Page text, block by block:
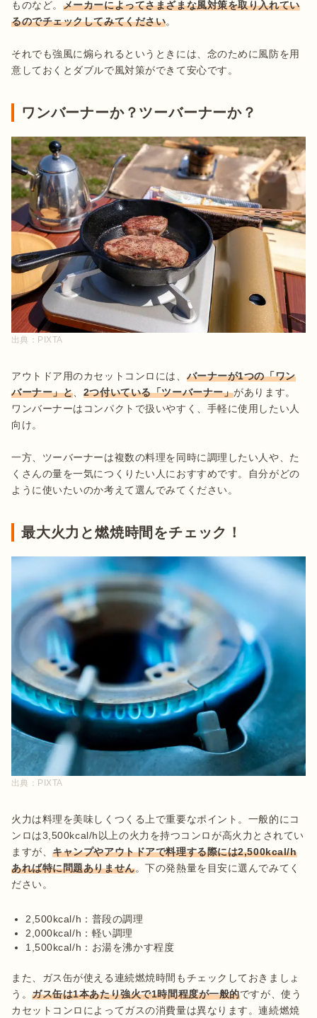
ものなど。 メーカーによってさまざまな風対策を取り入れてい
るのでチェックしてみてください。
それでも強風に煽られるというときには、念のために風防を用
意しておくとダブルで風対策ができて安心です。
ワンバーナーか？ツーバーナーか？
出典： PIXTA
アウトドア用のカセットコンロには、 バーナーが1つの「ワン
バーナー」と
2つ付いている「ツーバーナー」があります。
ワンバーナーはコンパクトで扱いやすく、手軽に使用したい人
向け。
一方、ツーバーナーは複数の料理を同時に調理したい人や、た
くさんの量を一気につくりたい人におすすめです。自分がどの
ように使いたいのか考えて選んでみてください。
最大火力と燃焼時間をチェック！
出典： PIXTA
火力は料理を美味しくつくる上で重要なポイント。一般的にコ
ンロは3,500kcal/h以上の火力を持つコンロが高火力とされてい
ますが、キャンプやアウトドアで料理する際には2,500kcal/h
あれば特に問題ありません。下の発熱量を目安に選んでみてく
ださい。
2,500kcal/h：普段の調理
2,000kcal/h：軽い調理
1,500kcal/h：お湯を沸かす程度
また、ガス缶が使える連続燃焼時間もチェックしておきましょ
う。ガス缶は1本あたり強火で1時間程度が一般的ですが、使う
カセットコンロによってガスの消費量は異なります。連続燃焼